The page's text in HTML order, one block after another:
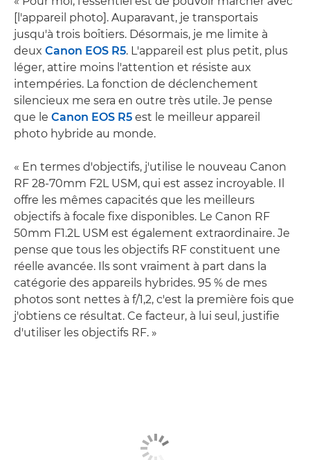
[l'appareil photo]. Auparavant, je transportais
jusqu'à trois boîtiers. Désormais, je me limite à
deux Canon EOS R5. L'appareil est plus petit, plus
léger, attire moins l'attention et résiste aux
intempéries. La fonction de déclenchement
silencieux me sera en outre très utile. Je pense
que le Canon EOS R5 est le meilleur appareil
photo hybride au monde.
« En termes d'objectifs, j'utilise le nouveau Canon
RF 28-70mm F2L USM, qui est assez incroyable. Il
offre les mêmes capacités que les meilleurs
objectifs à focale fixe disponibles. Le Canon RF
50mm F1.2L USM est également extraordinaire. Je
pense que tous les objectifs RF constituent une
réelle avancée. Ils sont vraiment à part dans la
catégorie des appareils hybrides. 95 % de mes
photos sont nettes à f/1,2, c'est la première fois que
j'obtiens ce résultat. Ce facteur, à lui seul, justifie
d'utiliser les objectifs RF. »